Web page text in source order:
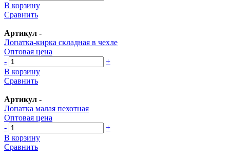
В корзину
Сравнить
Артикул -
Лопатка-кирка складная в чехле
Оптовая цена
-
+
В корзину
Сравнить
Артикул -
Лопатка малая пехотная
Оптовая цена
-
+
В корзину
Сравнить